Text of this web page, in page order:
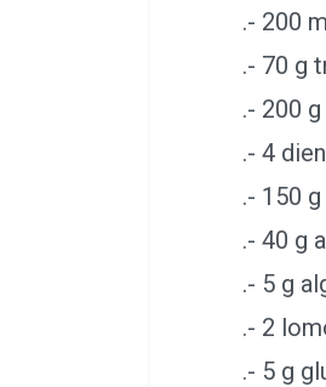
.- 200
.- 70 g
.- 200 g
.- 4
.- 150 g
.- 40 g
.- 5 g
.- 2
.- 5 g